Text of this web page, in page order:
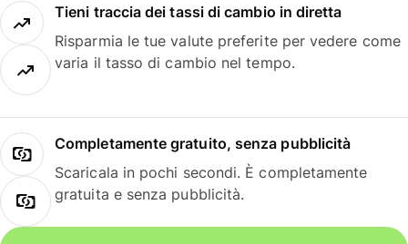
Tieni traccia dei tassi di cambio in diretta
Risparmia le tue valute preferite per vedere come
varia il tasso di cambio nel tempo.
Completamente gratuito, senza pubblicità
Scaricala in pochi secondi. È completamente
gratuita e senza pubblicità.